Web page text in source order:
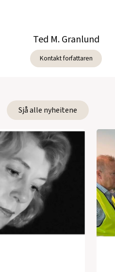
Ted M. Granlund
Kontakt forfattaren
Sjå alle nyheitene